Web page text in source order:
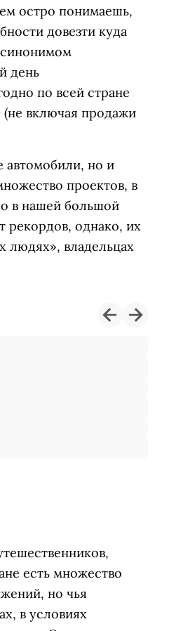
остро понимаешь,
довезти куда
синонимом
день
по всей стране
(не включая продажи
автомобили, но и
проектов, в
в нашей большой
рекордов, однако, их
людях», владельцах
есть множество
но чья
в условиях